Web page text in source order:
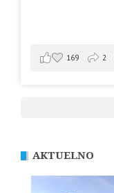
169 2
AKTUELNO